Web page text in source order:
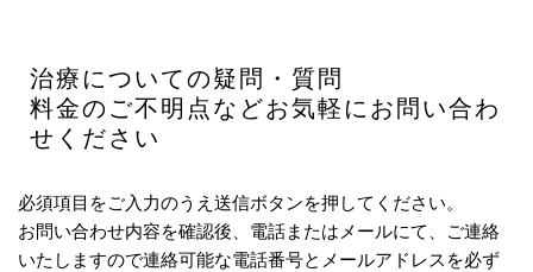
治療についての疑問・質問
料金のご不明点などお気軽にお問い合わ
せください
必須項目をご入力のうえ送信ボタンを押してください。
お問い合わせ内容を確認後、電話またはメールにて、ご連絡
いたしますので連絡可能な電話番号とメールアドレスを必ず